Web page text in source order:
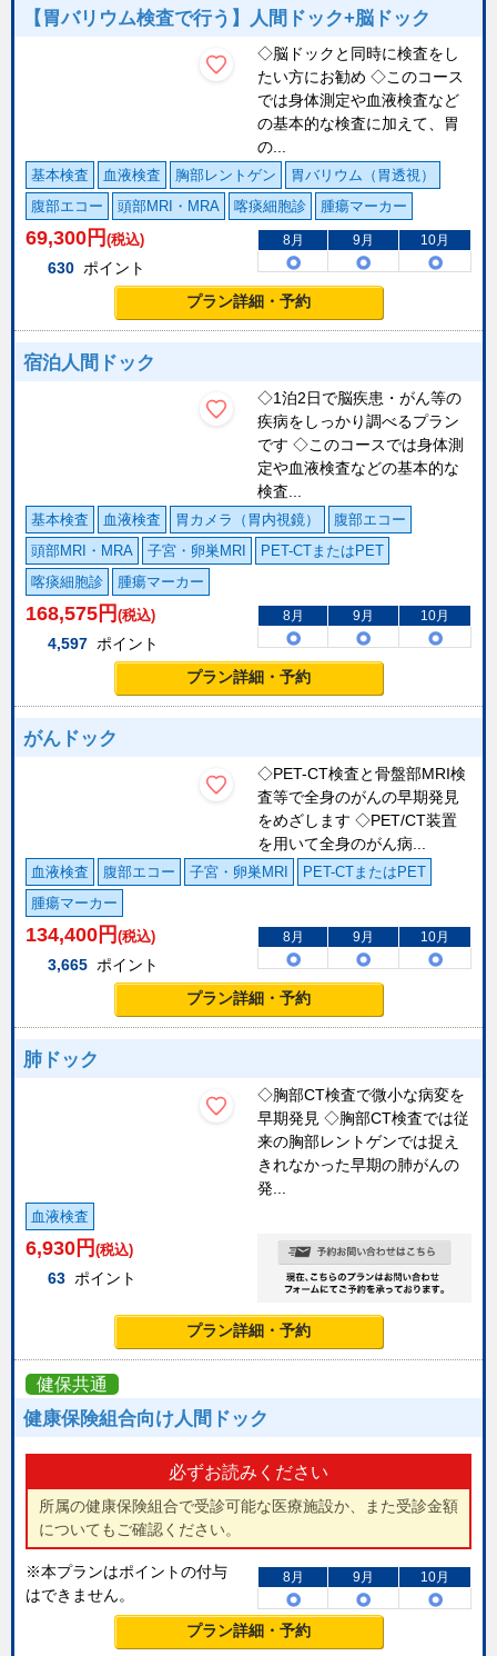
【胃バリウム検査で行う】人間ドック+脳ドック
◇脳ドックと同時に検査をし
たい方にお勧め ◇このコース
では身体測定や血液検査など
の基本的な検査に加えて、胃
の...
基本検査 血液検査 胸部レントゲン
胃バリウム（胃透視）
腹部エコー
頭部MRI・MRA 喀痰細胞診 腫瘍マーカー
69,300 円 (税込)
630 ポイント
8月 9月 10月
プラン詳細・予約
宿泊人間ドック
◇1泊2日で脳疾患・がん等の
疾病をしっかり調べるプラン
です ◇このコースでは身体測
定や血液検査などの基本的な
検査...
基本検査 血液検査 胃カメラ（胃内視鏡）
腹部エコー
頭部MRI・MRA
子宮・卵巣MRI
PET-CTまたはPET
喀痰細胞診
腫瘍マーカー
168,575 円 (税込)
4,597 ポイント
8月 9月 10月
プラン詳細・予約
がんドック
◇PET-CT検査と骨盤部MRI検
査等で全身のがんの早期発見
をめざします ◇PET/CT装置
を用いて全身のがん病...
血液検査 腹部エコー 子宮・卵巣MRI
PET-CTまたはPET
腫瘍マーカー
134,400 円 (税込)
3,665 ポイント
8月 9月 10月
プラン詳細・予約
肺ドック
◇胸部CT検査で微小な病変を
早期発見 ◇胸部CT検査では従
来の胸部レントゲンでは捉え
きれなかった早期の肺がんの
発...
血液検査
6,930 円 (税込)
63 ポイント
プラン詳細・予約
健保共通
健康保険組合向け人間ドック
必ずお読みください
所属の健康保険組合で受診可能な医療施設か、また受診金額
についてもご確認ください。
※本プランはポイントの付与
はできません。
8月 9月 10月
プラン詳細・予約